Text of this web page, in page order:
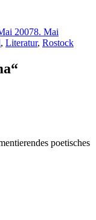
20078. Mai
, Literatur, Rostock
poetisches